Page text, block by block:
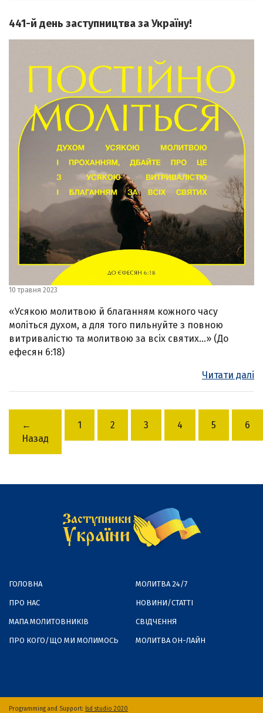
441-й день заступництва за Україну!
10 травня 2023
«Усякою молитвою й благанням кожного часу
моліться духом, а для того пильнуйте з повною
витривалістю та молитвою за всіх святих…» (До
ефесян 6:18)
Читати далі
←
Назад
1 2 3 4 5 6
ГОЛОВНА
ПРО НАС
МАПА МОЛИТОВНИКІВ
ПРО КОГО/ЩО МИ МОЛИМОСЬ
МОЛИТВА 24/7
НОВИНИ/СТАТТІ
СВІДЧЕННЯ
МОЛИТВА ОН-ЛАЙН
Programming and Support: lsd studio 2020